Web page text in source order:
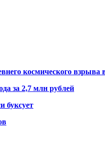
космического взрыва
за 2,7 млн рублей
буксует